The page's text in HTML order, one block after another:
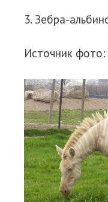
3. Зебра-
Источник фото: